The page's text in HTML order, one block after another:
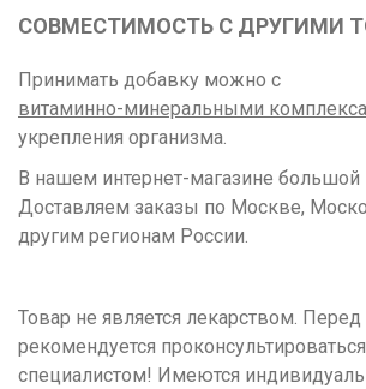
СОВМЕСТИМОСТЬ С ДРУГИМИ
Принимать добавку можно с
витаминно-минеральными
укрепления организма.
В нашем интернет-магазине
Доставляем заказы по Москве,
другим регионам России.
Товар не является лекарством.
рекомендуется
специалистом! Имеются